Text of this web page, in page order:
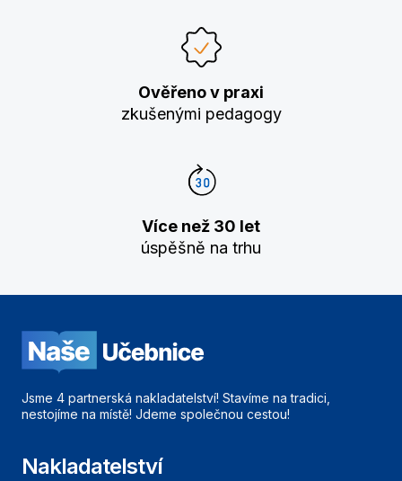
Ověřeno v praxi
zkušenými pedagogy
Více než 30 let
úspěšně na trhu
Jsme 4 partnerská nakladatelství! Stavíme na tradici,
nestojíme na místě! Jdeme společnou cestou!
Nakladatelství